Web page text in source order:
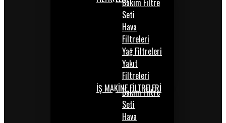
Bakım Filtre
Seti
Hava
Filtreleri
Yağ Filtreleri
Yakıt
Filtreleri
İŞ MAKİNE FİLTRELERİ
Bakım Filtre
Seti
Hava